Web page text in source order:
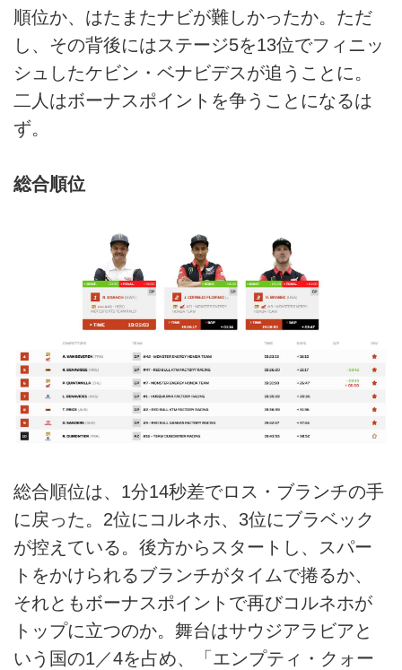
順位か、はたまたナビが難しかったか。ただ
し、その背後にはステージ5を13位でフィニッ
シュしたケビン・ベナビデスが追うことに。
二人はボーナスポイントを争うことになるは
ず。
総合順位
総合順位は、1分14秒差でロス・ブランチの手
に戻った。2位にコルネホ、3位にブラベック
が控えている。後方からスタートし、スパー
トをかけられるブランチがタイムで捲るか、
それともボーナスポイントで再びコルネホが
トップに立つのか。舞台はサウジアラビアと
いう国の1／4を占め、「エンプティ・クォー